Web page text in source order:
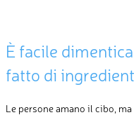
È facile
fatto di
Le persone amano il cibo,